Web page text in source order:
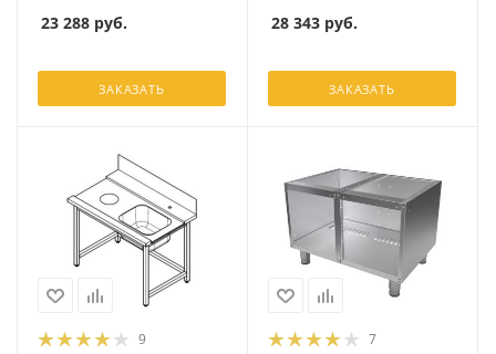
23 288 руб.
ЗАКАЗАТЬ
28 343 руб.
ЗАКАЗАТЬ
9 7